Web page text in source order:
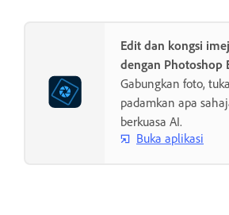
Edit dan kongsi
dengan Photoshop
Gabungkan foto,
padamkan apa
berkuasa AI.
Buka aplikasi